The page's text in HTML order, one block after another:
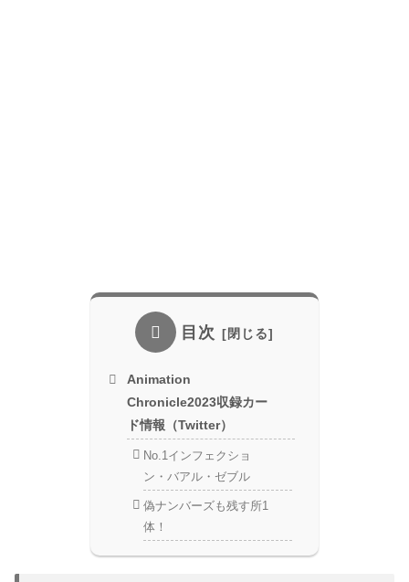
目次
Animation
Chronicle2023収録カー
ド情報（Twitter）
No.1インフェクショ
ン・バアル・ゼブル
偽ナンバーズも残す所1
体！